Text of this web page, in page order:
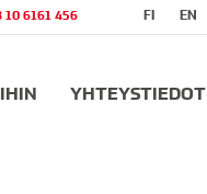
FI EN
10 6161 456
YHTEYSTIEDOT